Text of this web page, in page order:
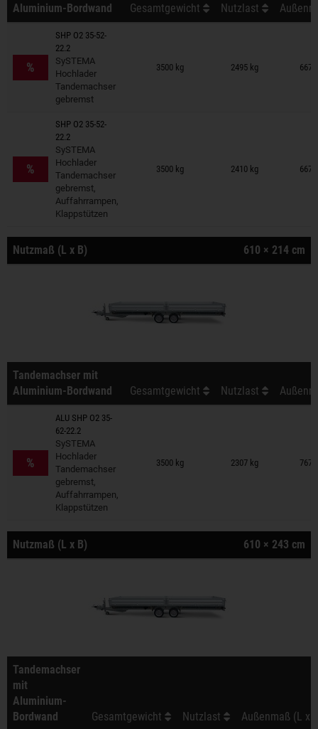
Aluminium-Bordwand
Gesamtgewicht Nutzlast
%
SHP O2 35-52-
22.2
SySTEMA
Hochlader
Tandemachser
gebremst
3500 kg 2495 kg 667
Anhänger auf Merkzettel
%
SHP O2 35-52-
22.2
SySTEMA
Hochlader
Tandemachser
gebremst,
Auffahrrampen,
Klappstützen
3500 kg 2410 kg 667
Anhänger auf Merkzettel
Nutzmaß (L x B) 610 × 214 cm
Tandemachser mit
Aluminium-Bordwand
Gesamtgewicht Nutzlast
%
ALU SHP O2 35-
62-22.2
SySTEMA
Hochlader
Tandemachser
gebremst,
Auffahrrampen,
Klappstützen
3500 kg 2307 kg 767
Anhänger auf Merkzettel
Nutzmaß (L x B) 610 × 243 cm
Tandemachser
mit
Aluminium-
Bordwand
Gesamtgewicht Nutzlast Außenmaß (L x